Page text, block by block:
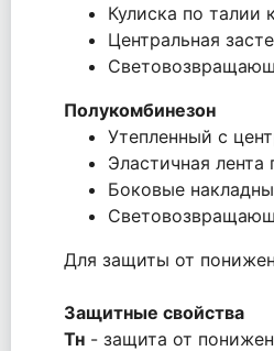
Кулиска по талии
Центральная
Полукомбинезон
Утепленный с
Эластичная лента
Боковые
Для защиты от
Защитные свойства
Тн - защита от